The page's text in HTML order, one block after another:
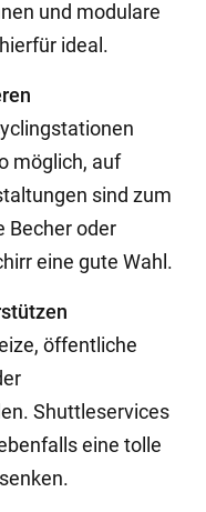
und modulare
ideal.
möglich, auf
sind zum
Becher oder
eine gute Wahl.
öffentliche
Shuttleservices
eine tolle